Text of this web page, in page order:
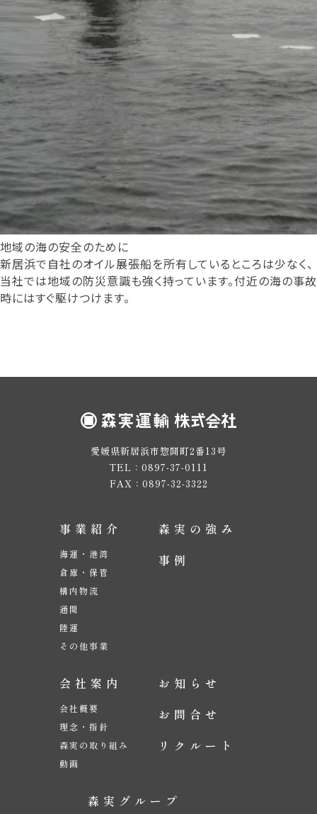
地域の海の安全のために
新居浜で自社のオイル展張船を所有しているところは少なく、
当社では地域の防災意識も強く持っています。付近の海の事故
時にはすぐ駆けつけます。
愛媛県新居浜市惣開町2番13号
TEL：0897-37-0111
FAX：0897-32-3322
事業紹介
海運・港湾
倉庫・保管
構内物流
通関
陸運
その他事業
森実の強み
事例
会社案内
会社概要
理念・指針
森実の取り組み
動画
お知らせ
お問合せ
リクルート
森実グループ